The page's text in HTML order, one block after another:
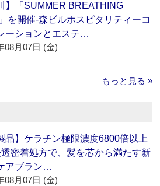
】「SUMMER BREATHING
を開催‐森ビルホスピタリティーコ
ーションとエステ…
08月07日 (金)
もっと見る »
品】ケラチン極限濃度6800倍以上
密着処方で、髪を芯から満たす新
アブラン…
08月07日 (金)